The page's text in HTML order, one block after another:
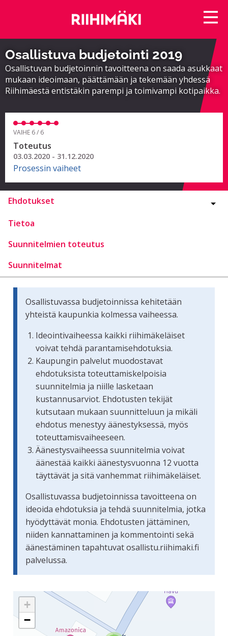
Osallistuva budjetointi 2019
Osallistuvan budjetoinnin tavoitteena on saada asukkaat
mukaan ideoimaan, päättämään ja tekemään yhdessä
Riihimäestä entistäkin parempi ja toimivampi kotipaikka.
VAIHE 6 / 6
Toteutus
03.03.2020 - 31.12.2020
Prosessin vaiheet
Ehdotukset
Tietoa
Suunnitelmien toteutus
Suunnitelmat
Osallistuvassa budjetoinnissa kehitetään
yhteistä kaupunkia kolmessa vaiheessa.
Ideointivaiheessa kaikki riihimäkeläiset
voivat tehdä parantamisehdotuksia.
Kaupungin palvelut muodostavat
ehdotuksista toteuttamiskelpoisia
suunnitelmia ja niille lasketaan
kustannusarviot. Ehdotusten tekijät
kutsutaan mukaan suunnitteluun ja mikäli
ehdotus menestyy äänestyksessä, myös
toteuttamisvaiheeseen.
Äänestysvaiheessa suunnitelmia voivat
äänestää kaikki äänestysvuonna 12 vuotta
täyttävät ja sitä vanhemmat riihimäkeläiset.
Osallistuvassa budjetoinnissa tavoitteena on
ideoida ehdotuksia ja tehdä suunnitelmia, jotka
hyödyttävät monia. Ehdotusten jättäminen,
niiden kannattaminen ja kommentointi sekä
äänestäminen tapahtuvat osallistu.riihimaki.fi
palvelussa.
Seuraavassa elementissä on kartta, joka esittää
+
−